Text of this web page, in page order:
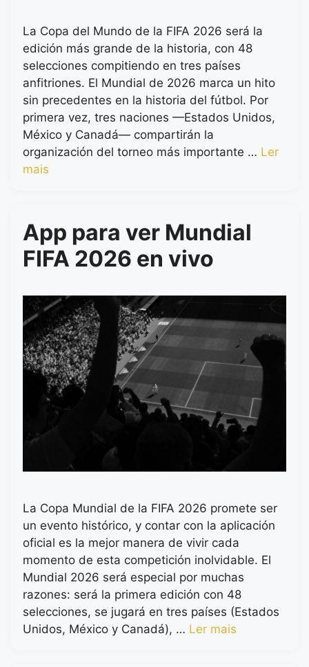
La Copa del Mundo de la FIFA 2026 será la
edición más grande de la historia, con 48
selecciones compitiendo en tres países
anfitriones. El Mundial de 2026 marca un hito
sin precedentes en la historia del fútbol. Por
primera vez, tres naciones —Estados Unidos,
México y Canadá— compartirán la
organización del torneo más importante … Ler
mais
App para ver Mundial
FIFA 2026 en vivo
La Copa Mundial de la FIFA 2026 promete ser
un evento histórico, y contar con la aplicación
oficial es la mejor manera de vivir cada
momento de esta competición inolvidable. El
Mundial 2026 será especial por muchas
razones: será la primera edición con 48
selecciones, se jugará en tres países (Estados
Unidos, México y Canadá), … Ler mais